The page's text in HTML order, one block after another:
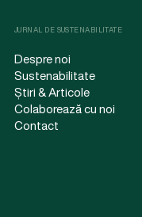
JURNAL DE SUSTENABILITATE
Despre noi
Sustenabilitate
Știri & Articole
Colaborează cu noi
Contact